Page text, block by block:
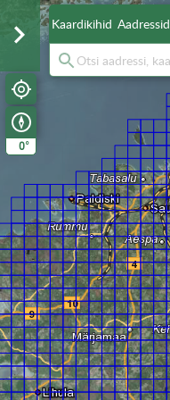
0°
Kaardikihid Aadressid